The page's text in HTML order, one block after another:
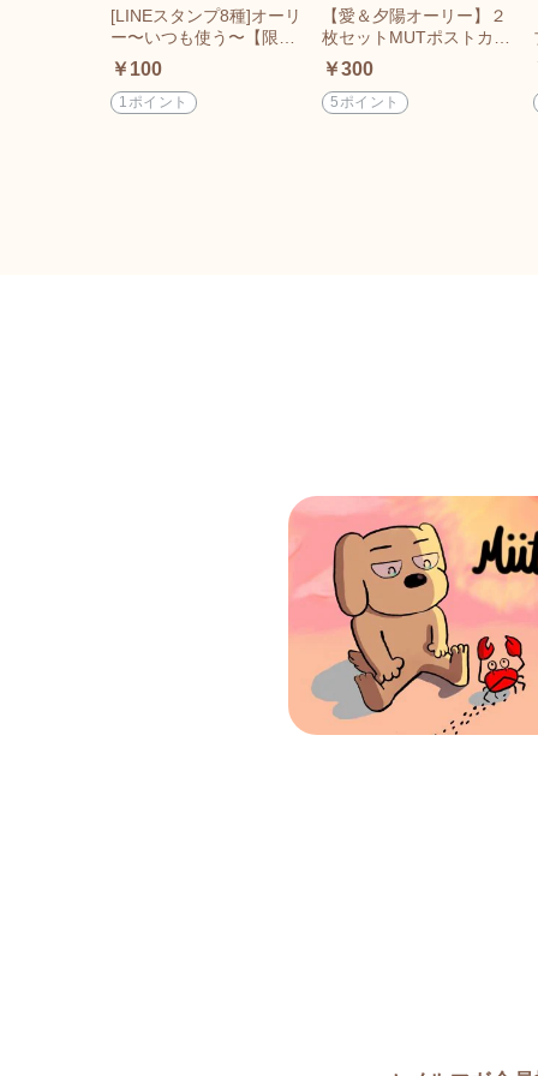
[LINEスタンプ8種]オーリ
ー〜いつも使う〜【限定
100個】
￥100
1ポイント
【愛＆夕陽オーリー】２
枚セットMUTポストカー
ド
￥300
5ポイント